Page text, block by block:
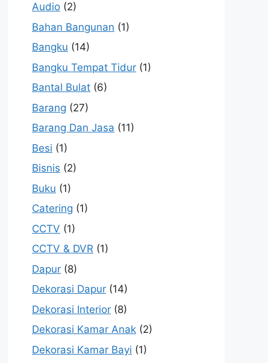
Audio (2)
Bahan Bangunan (1)
Bangku (14)
Bangku Tempat Tidur (1)
Bantal Bulat (6)
Barang (27)
Barang Dan Jasa (11)
Besi (1)
Bisnis (2)
Buku (1)
Catering (1)
CCTV (1)
CCTV & DVR (1)
Dapur (8)
Dekorasi Dapur (14)
Dekorasi Interior (8)
Dekorasi Kamar Anak (2)
Dekorasi Kamar Bayi (1)